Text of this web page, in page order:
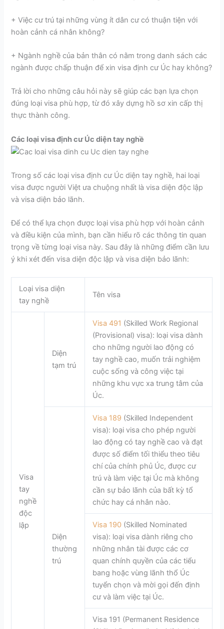
+ Việc cư trú tại những vùng ít dân cư có thuận tiện với
hoàn cảnh cá nhân không?
+ Ngành nghề của bản thân có nằm trong danh sách các
ngành được chấp thuận để xin visa định cư Úc hay không?
Trả lời cho những câu hỏi này sẽ giúp các bạn lựa chọn
đúng loại visa phù hợp, từ đó xây dựng hồ sơ xin cấp thị
thực thành công.
Các loại visa định cư Úc diện tay nghề
Trong số các loại visa định cư Úc diện tay nghề, hai loại
visa được người Việt ưa chuộng nhất là visa diện độc lập
và visa diện bảo lãnh.
Để có thể lựa chọn được loại visa phù hợp với hoàn cảnh
và điều kiện của mình, bạn cần hiểu rõ các thông tin quan
trọng về từng loại visa này. Sau đây là những điểm cần lưu
ý khi xét đến visa diện độc lập và visa diện bảo lãnh:
Loại visa diện
tay nghề
Tên visa
Visa
tay
nghề
độc
lập
Diện
tạm trú
Visa 491 (Skilled Work Regional
(Provisional) visa): loại visa dành
cho những người lao động có
tay nghề cao, muốn trải nghiệm
cuộc sống và công việc tại
những khu vực xa trung tâm của
Úc.
Diện
thường
trú
Visa 189 (Skilled Independent
visa): loại visa cho phép người
lao động có tay nghề cao và đạt
được số điểm tối thiểu theo tiêu
chí của chính phủ Úc, được cư
trú và làm việc tại Úc mà không
cần sự bảo lãnh của bất kỳ tổ
chức hay cá nhân nào.
Visa 190 (Skilled Nominated
visa): loại visa dành riêng cho
những nhân tài được các cơ
quan chính quyền của các tiểu
bang hoặc vùng lãnh thổ Úc
tuyển chọn và mời gọi đến định
cư và làm việc tại Úc.
Visa 191 (Permanent Residence